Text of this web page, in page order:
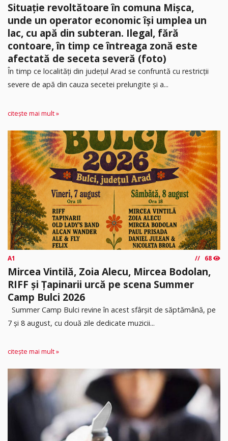
Situație revoltătoare în comuna Mișca,
unde un operator economic își umplea un
lac, cu apă din subteran. Ilegal, fără
contoare, în timp ce întreaga zonă este
afectată de seceta severă (foto)
În timp ce localități din județul Arad se confruntă cu restricții
severe de apă din cauza secetei prelungite și a...
citește mai mult »
A1 68
Mircea Vintilă, Zoia Alecu, Mircea Bodolan,
RIFF și Țapinarii urcă pe scena Summer
Camp Bulci 2026
Summer Camp Bulci revine în acest sfârșit de săptămână, pe
7 și 8 august, cu două zile dedicate muzicii...
citește mai mult »